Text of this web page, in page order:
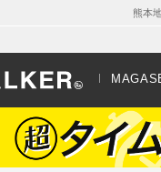
熊本